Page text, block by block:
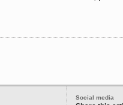
Social media